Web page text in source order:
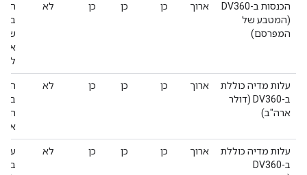
הכנסות ב-DV360
(המטבע של
המפרסם)
ארוך כן כן כן לא
עלות מדיה כוללת
ב-DV360 (דולר
ארה"ב)
ארוך כן כן כן לא
עלות מדיה כוללת
ב-DV360
ארוך כן כן כן לא